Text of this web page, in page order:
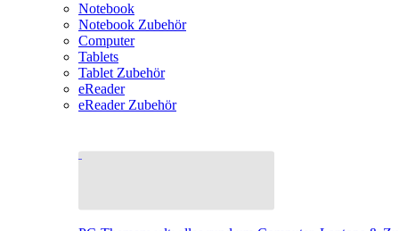
Notebook
Notebook Zubehör
Computer
Tablets
Tablet Zubehör
eReader
eReader Zubehör